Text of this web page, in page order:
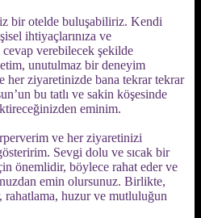
bir otelde buluşabiliriz. Kendi
ihtiyaçlarınıza ve
verebilecek şekilde
unutulmaz bir deneyim
her ziyaretinizde bana tekrar tekrar
bu tatlı ve sakin köşesinde
eminim.
ve her ziyaretinizi
Sevgi dolu ve sıcak bir
önemlidir, böylece rahat eder ve
emin olursunuz. Birlikte,
huzur ve mutluluğun